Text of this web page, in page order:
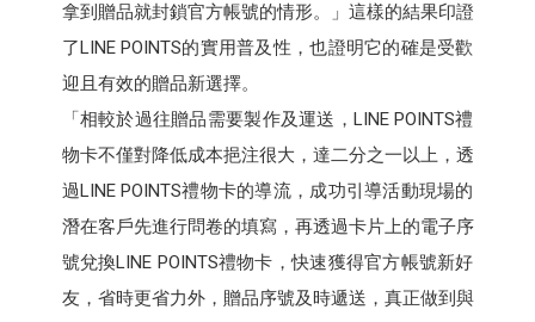
拿到贈品就封鎖官方帳號的情形。」這樣的結果印證
了LINE POINTS的實用普及性，也證明它的確是受歡
迎且有效的贈品新選擇。
「相較於過往贈品需要製作及運送，LINE POINTS禮
物卡不僅對降低成本挹注很大，達二分之一以上，透
過LINE POINTS禮物卡的導流，成功引導活動現場的
潛在客戶先進行問卷的填寫，再透過卡片上的電子序
號兌換LINE POINTS禮物卡，快速獲得官方帳號新好
友，省時更省力外，贈品序號及時遞送，真正做到與